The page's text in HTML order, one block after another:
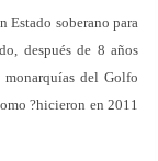
Estado soberano para
después de 8 años
del Golfo
?hicieron en 2011